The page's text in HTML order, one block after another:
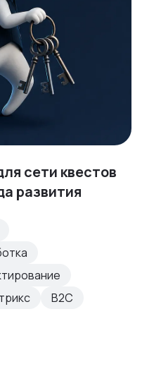
сети квестов
развития
B2C